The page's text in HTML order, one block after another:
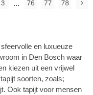
3 ... 76 77 78
en luxueuze
in Den Bosch waar
kiezen uit een vrijwel
soorten, zoals;
Ook tapijt voor mensen